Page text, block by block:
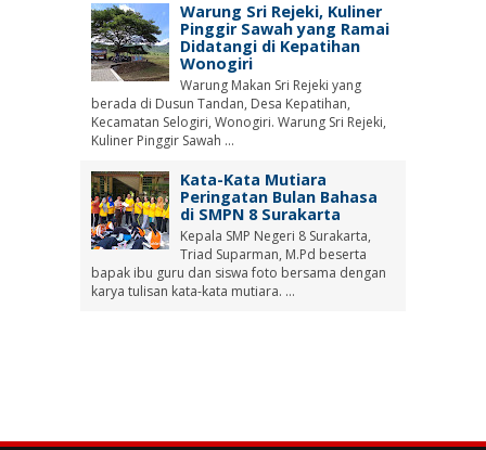
Warung Sri Rejeki, Kuliner
Pinggir Sawah yang Ramai
Didatangi di Kepatihan
Wonogiri
Warung Makan Sri Rejeki yang
berada di Dusun Tandan, Desa Kepatihan,
Kecamatan Selogiri, Wonogiri. Warung Sri Rejeki,
Kuliner Pinggir Sawah ...
Kata-Kata Mutiara
Peringatan Bulan Bahasa
di SMPN 8 Surakarta
Kepala SMP Negeri 8 Surakarta,
Triad Suparman, M.Pd beserta
bapak ibu guru dan siswa foto bersama dengan
karya tulisan kata-kata mutiara. ...